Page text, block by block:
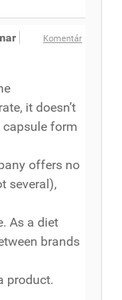
Komentár
it doesn’t
form
offers no
several),
As a diet
brands
product.